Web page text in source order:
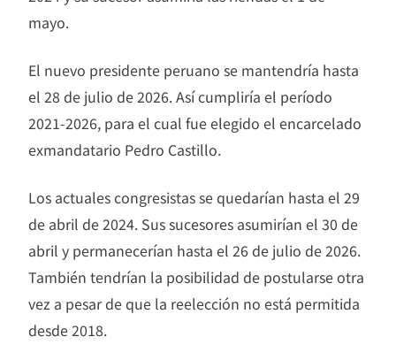
mayo.
El nuevo presidente peruano se mantendría hasta
el 28 de julio de 2026. Así cumpliría el período
2021-2026, para el cual fue elegido el encarcelado
exmandatario Pedro Castillo.
Los actuales congresistas se quedarían hasta el 29
de abril de 2024. Sus sucesores asumirían el 30 de
abril y permanecerían hasta el 26 de julio de 2026.
También tendrían la posibilidad de postularse otra
vez a pesar de que la reelección no está permitida
desde 2018.